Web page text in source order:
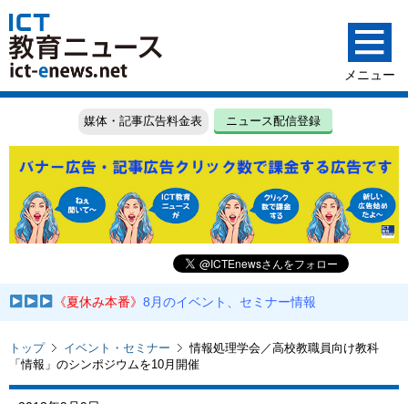
媒体・記事広告料金表 ニュース配信登録
《夏休み本番》8月のイベント、セミナー情報
トップ イベント・セミナー
情報処理学会／高校教職員向け教科
「情報」のシンポジウムを10月開催